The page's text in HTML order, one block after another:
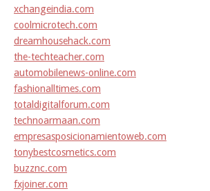
xchangeindia.com
coolmicrotech.com
dreamhousehack.com
the-techteacher.com
automobilenews-online.com
fashionalltimes.com
totaldigitalforum.com
technoarmaan.com
empresasposicionamientoweb.com
tonybestcosmetics.com
buzznc.com
fxjoiner.com